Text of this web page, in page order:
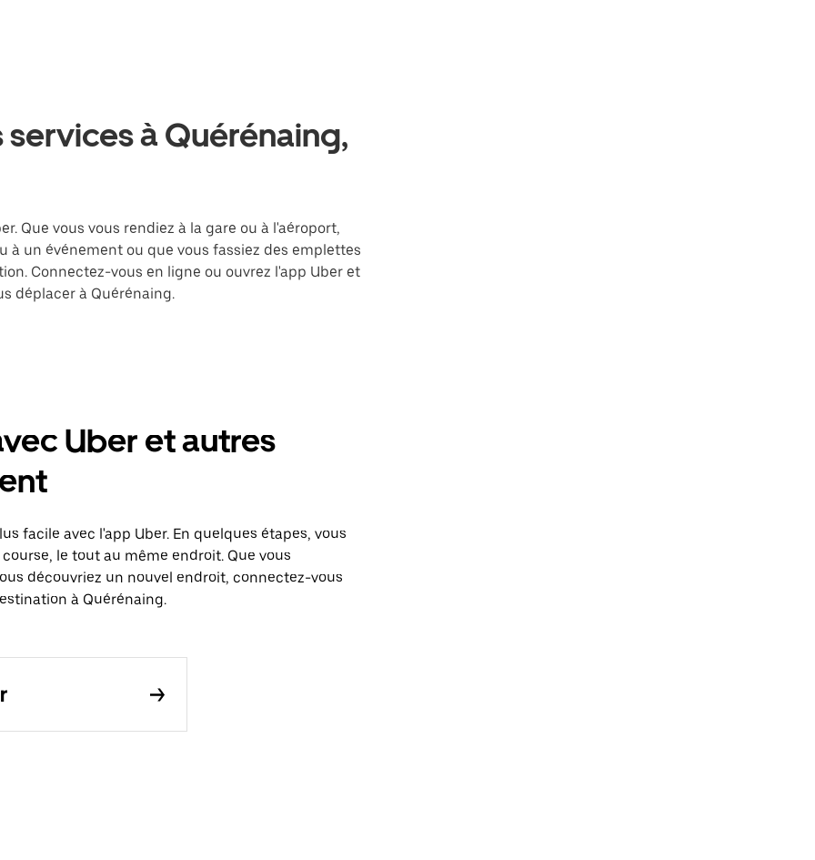
à Quérénaing,
Que vous vous rendiez à la gare ou à l'aéroport,
à un événement ou que vous fassiez des emplettes
Connectez-vous en ligne ou ouvrez l'app Uber et
déplacer à Quérénaing.
Uber et autres
facile avec l'app Uber. En quelques étapes, vous
le tout au même endroit. Que vous
découvriez un nouvel endroit, connectez-vous
à Quérénaing.